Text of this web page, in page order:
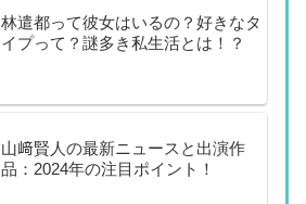
林遣都って彼女はいるの？好きなタ
イプって？謎多き私生活とは！？
山﨑賢人の最新ニュースと出演作
品：2024年の注目ポイント！